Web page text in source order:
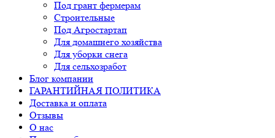
Под грант фермерам
Строительные
Под Агростартап
Для домашнего хозяйства
Для уборки снега
Для сельхозработ
Блог компании
ГАРАНТИЙНАЯ ПОЛИТИКА
Доставка и оплата
Отзывы
О нас